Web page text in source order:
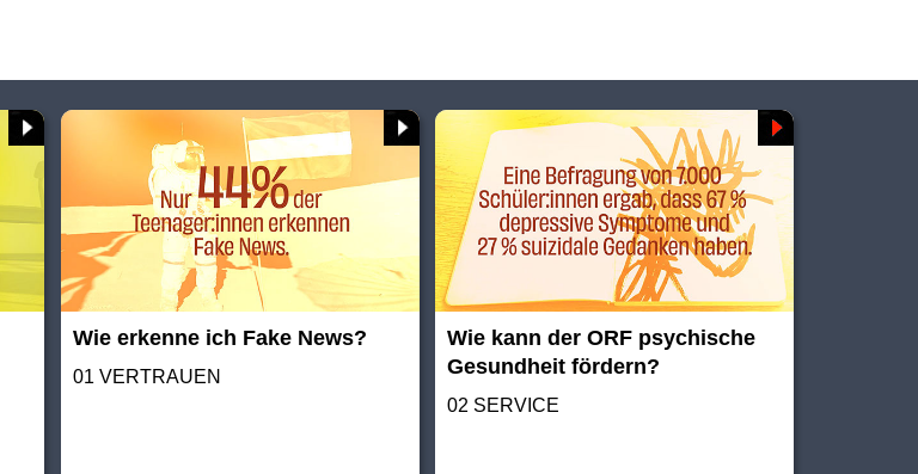
Wie erkenne ich Fake News?
01 VERTRAUEN
Wie kann der ORF psychische
Gesundheit fördern?
02 SERVICE